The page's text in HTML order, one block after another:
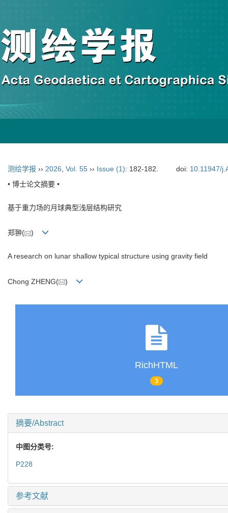
测绘学报 ›› 2026 Vol. 55 ›› Issue (1): 182-182. doi: 10.11947/
• 博士论文摘要 •
基于重力场的月球典型浅层结构研究
郑翀( )
A research on lunar shallow typical structure using gravity field
Chong ZHENG( )
RichHTML
3
摘要/Abstract
中图分类号:
P228
参考文献